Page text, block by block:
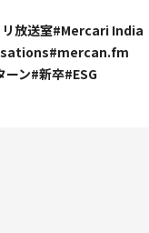
放送室#Mercari India
#mercan.fm
ーン#新卒#ESG